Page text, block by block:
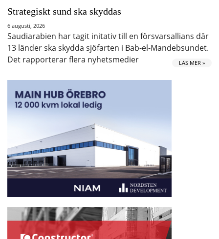
Strategiskt sund ska skyddas
6 augusti, 2026
Saudiarabien har tagit initativ till en försvarsallians där
13 länder ska skydda sjöfarten i Bab-el-Mandebsundet.
Det rapporterar flera nyhetsmedier
LÄS MER »